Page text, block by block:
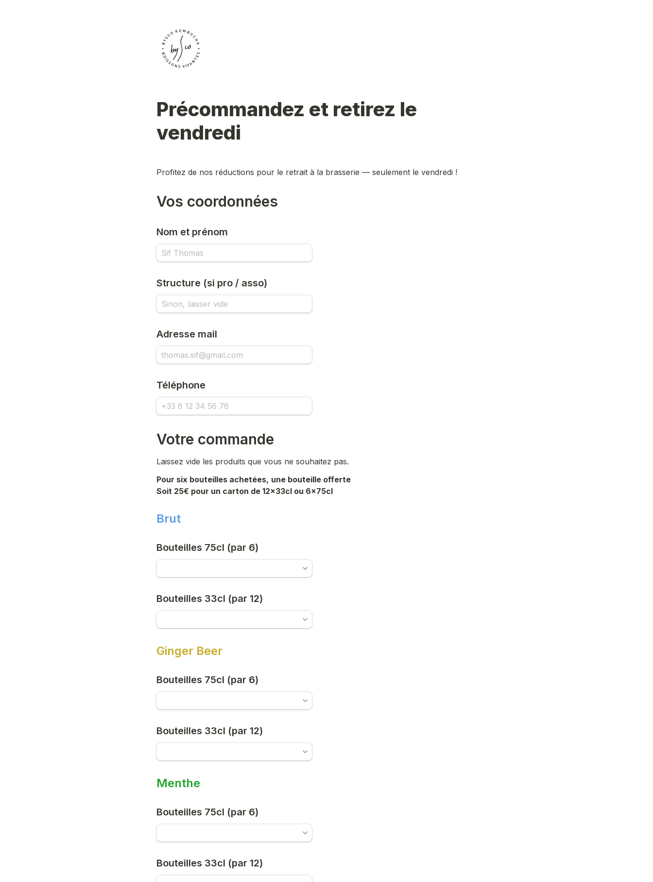
Précommandez et retirez le
vendredi
Profitez de nos réductions pour le retrait à la brasserie — seulement le vendredi !
Vos coordonnées
Nom et prénom
Structure (si pro / asso)
Adresse mail
Téléphone
Votre commande
Laissez vide les produits que vous ne souhaitez pas.
Pour six bouteilles achetées,
Soit 25€ pour un carton de 12x33cl ou 6x75cl
Brut
Bouteilles 75cl (par 6)
Bouteilles 33cl (par 12)
Ginger Beer
Bouteilles 75cl (par 6)
Bouteilles 33cl (par 12)
Menthe
Bouteilles 75cl (par 6)
Bouteilles 33cl (par 12)